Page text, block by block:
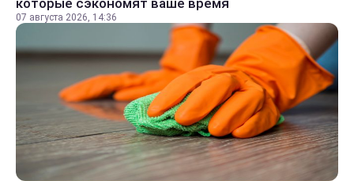
07 августа 2026, 14:36